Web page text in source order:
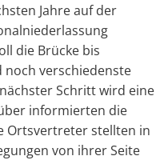
Jahre auf der
die Brücke bis
noch verschiedenste
Schritt wird eine
informierten die
Ortsvertreter stellten in
von ihrer Seite